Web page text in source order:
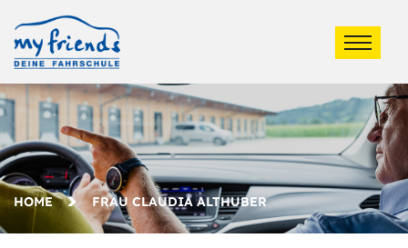
HOME FRAU CLAUDIA ALTHUBER